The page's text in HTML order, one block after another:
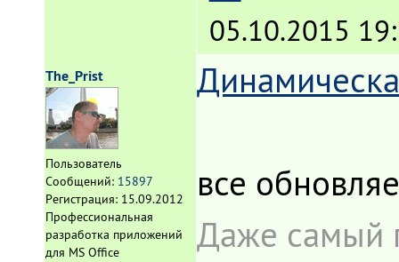
The_Prist
Пользователь
Сообщений: 15897
Регистрация: 15.09.2012
Профессиональная
разработка приложений
для MS Office
05.10.2015
все
Даже самый